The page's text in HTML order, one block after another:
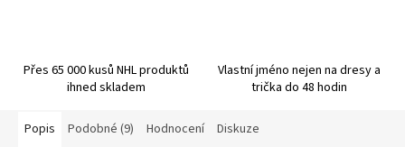
Přes 65 000 kusů NHL produktů
ihned skladem
Vlastní jméno nejen na dresy a
trička do 48 hodin
Popis Podobné (9) Hodnocení Diskuze